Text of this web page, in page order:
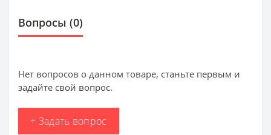
Вопросы (0)
Нет вопросов о данном товаре, станьте первым и
задайте свой вопрос.
+ Задать вопрос